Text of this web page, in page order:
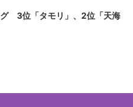
グ 3位「タモリ」、2位「天海